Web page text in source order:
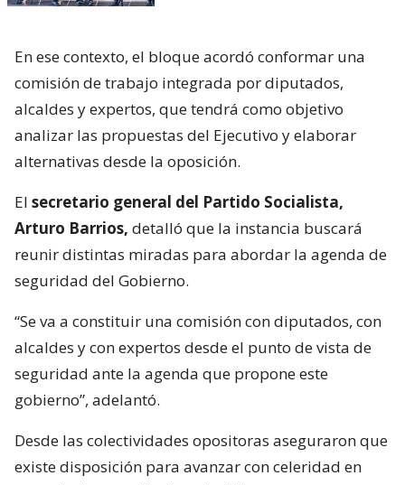
En ese contexto, el bloque acordó conformar una
comisión de trabajo integrada por diputados,
alcaldes y expertos, que tendrá como objetivo
analizar las propuestas del Ejecutivo y elaborar
alternativas desde la oposición.
El secretario general del Partido Socialista,
Arturo Barrios, detalló que la instancia buscará
reunir distintas miradas para abordar la agenda de
seguridad del Gobierno.
“Se va a constituir una comisión con diputados, con
alcaldes y con expertos desde el punto de vista de
seguridad ante la agenda que propone este
gobierno”, adelantó.
Desde las colectividades opositoras aseguraron que
existe disposición para avanzar con celeridad en